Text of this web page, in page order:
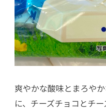
爽やかな酸味とまろや
に、チーズチョコとチ